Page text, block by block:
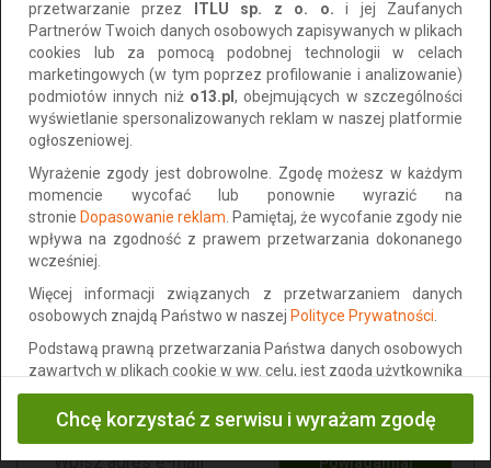
Wszystkie Prywatne Firmowe
Sortuj po: Najnowsze
Powiadomimy Cię na e-mail
onowych podobnych
ofertach
Powiadamiaj
przetwarzanie przez
ITLU sp. z o. o. i jej Zaufanych
Partnerów Twoich danych osobowych zapisywanych w plikach
cookies lub za pomocą podobnej technologii w celach
marketingowych (w tym poprzez profilowanie i analizowanie)
podmiotów innych niż o13.pl , obejmujących w szczególności
wyświetlanie spersonalizowanych reklam w naszej platformie
ogłoszeniowej.
Wyrażenie zgody jest dobrowolne. Zgodę możesz w każdym
momencie wycofać lub ponownie wyrazić na
stronie Dopasowanie reklam . Pamiętaj, że wycofanie zgody nie
wpływa na zgodność z prawem przetwarzania dokonanego
wcześniej.
Więcej informacji związanych z przetwarzaniem danych
osobowych znajdą Państwo w naszej Polityce Prywatności
Podstawą prawną przetwarzania Państwa danych osobowych
zawartych w plikach cookie w ww. celu, jest zgoda użytkownika
na przetwarzanie danych osobowych wyrażona poprzez
zaznaczanie powyższego okienka (art. 6 ust. 1 lit. a pltk).
Użytkownikom przysługują następujące prawa: prawo żądania
Chcę korzystać z serwisu i wyrażam zgodę